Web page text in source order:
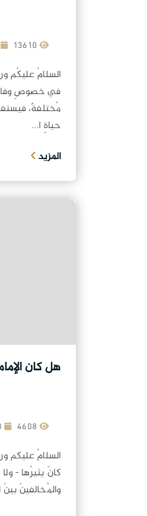
2022-06-27
السلامُ عليكُم
في خصوصِ وفاةِ
مُختلفةٌ،
حياةِ ا...
المزيد
هل كان
2021-10-10
السلامُ عليكم
كانَ يثيرُها -
والمُخالفينَ